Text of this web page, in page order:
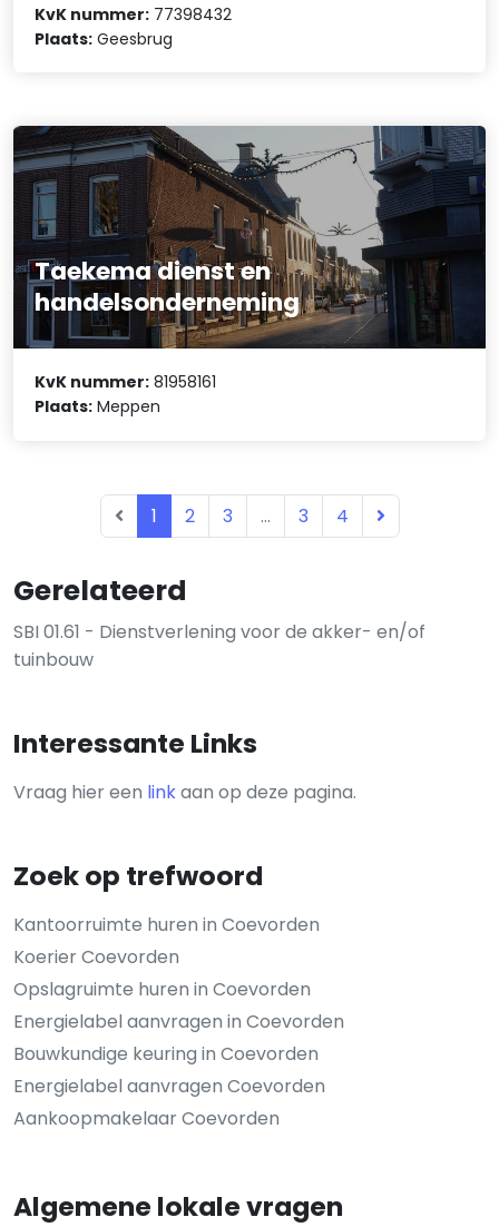
Gerelateerd
SBI 01.61 - Dienstverlening voor de akker- en/of
tuinbouw
Interessante Links
Vraag hier een linkaan op deze pagina.
Zoek op trefwoord
Kantoorruimte huren in Coevorden
Koerier Coevorden
Opslagruimte huren in Coevorden
Energielabel aanvragen in Coevorden
Bouwkundige keuring in Coevorden
Energielabel aanvragen Coevorden
Aankoopmakelaar Coevorden
Algemene lokale vragen
KvK nummer: 77398432
Plaats: Geesbrug
Taekema dienst en
handelsonderneming
KvK nummer: 81958161
Plaats: Meppen
1 2 3 ... 3 4